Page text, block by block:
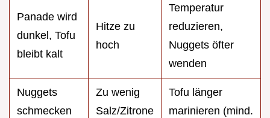
Panade wird
dunkel, Tofu
bleibt kalt
Hitze zu
hoch
Temperatur
reduzieren,
Nuggets öfter
wenden
Nuggets
schmecken
Zu wenig
Salz/Zitrone
Tofu länger
marinieren (mind.